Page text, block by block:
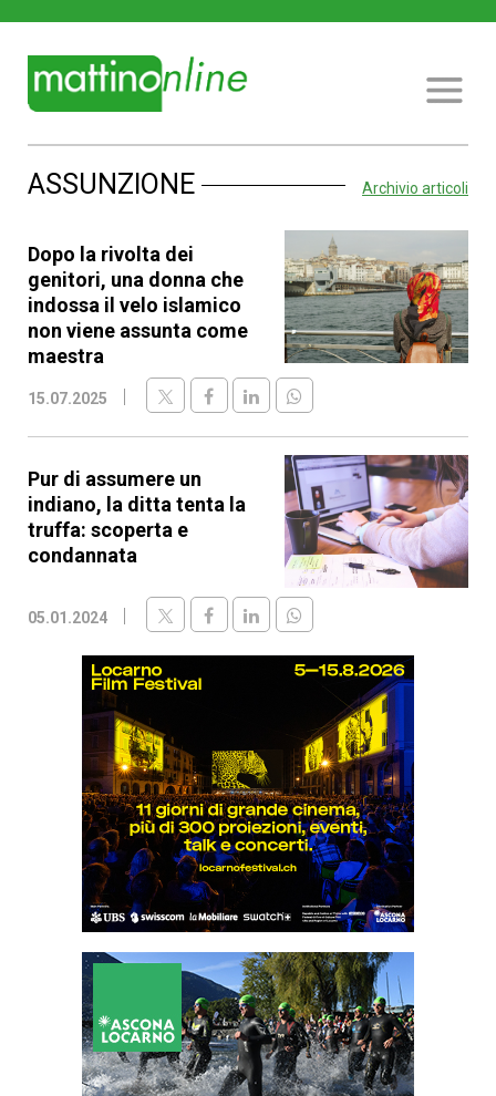
ASSUNZIONE Archivio articoli
Dopo la rivolta dei
genitori, una donna che
indossa il velo islamico
non viene assunta come
maestra
15.07.2025
Pur di assumere un
indiano, la ditta tenta la
truffa: scoperta e
condannata
05.01.2024